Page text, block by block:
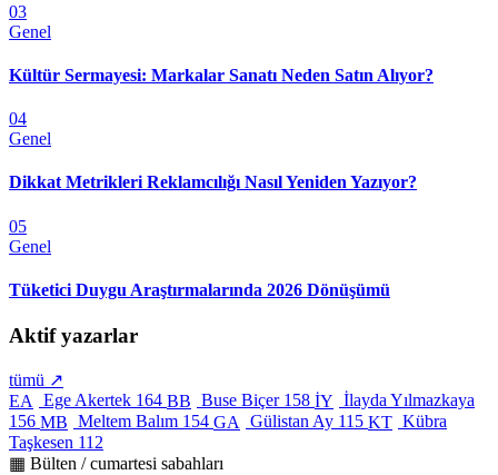
03
Genel
Kültür Sermayesi: Markalar Sanatı Neden Satın Alıyor?
04
Genel
Dikkat Metrikleri Reklamcılığı Nasıl Yeniden Yazıyor?
05
Genel
Tüketici Duygu Araştırmalarında 2026 Dönüşümü
Aktif yazarlar
tümü ↗
EA
Ege Akertek 164 BB Buse Biçer 158 İY İlayda Yılmazkaya
156 MB Meltem Balım 154 GA Gülistan Ay 115 KT Kübra
Taşkesen 112
▦ Bülten / cumartesi sabahları